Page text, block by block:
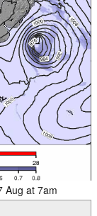
Aug at 7am